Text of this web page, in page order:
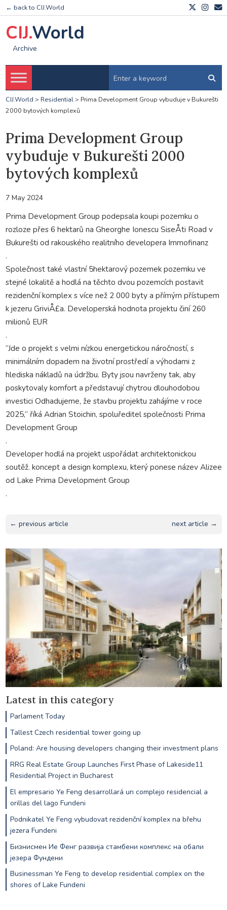
← back to CIJ.World
CIJ.World
Archive
CIJ.World > Residential> Prima Development Group vybuduje v Bukurešti
2000 bytových komplexů
Prima Development Group
vybuduje v Bukurešti 2000
bytových komplexů
7 May 2024
Prima Development Group podepsala koupi pozemku o
rozloze přes 6 hektarů na Gheorghe Ionescu SiseÅti Road v
Bukurešti od rakouského realitního developera Immofinanz
.
Společnost také vlastní 5hektarový pozemek pozemku ve
stejné lokalitě a hodlá na těchto dvou pozemcích postavit
rezidenční komplex s více než 2 000 byty a přímým přístupem
k jezeru GriviÅ£a. Developerská hodnota projektu činí 260
milionů EUR
.
“Jde o projekt s velmi nízkou energetickou náročností, s
minimálním dopadem na životní prostředí a výhodami z
hlediska nákladů na údržbu. Byty jsou navrženy tak, aby
poskytovaly komfort a představují chytrou dlouhodobou
investici Odhadujeme, že stavbu projektu zahájíme v roce
2025,“ říká Adrian Stoichin, spoluředitel společnosti Prima
Development Group
.
Developer hodlá na projekt uspořádat architektonickou
soutěž. koncept a design komplexu, který ponese název Alizee
od Lake Prima Development Group
.
← previous article next article →
Latest in this category
Parlament Today
Tallest Czech residential tower going up
Poland: Are housing developers changing their investment plans
RRG Real Estate Group Launches First Phase of Lakeside11
Residential Project in Bucharest
El empresario Ye Feng desarrollará un complejo residencial a
orillas del lago Fundeni
Podnikatel Ye Feng vybudovat rezidenční komplex na břehu
jezera Fundeni
Бизнисмен Ие Фенг развија стамбени комплекс на обали
језера Фундени
Businessman Ye Feng to develop residential complex on the
shores of Lake Fundeni